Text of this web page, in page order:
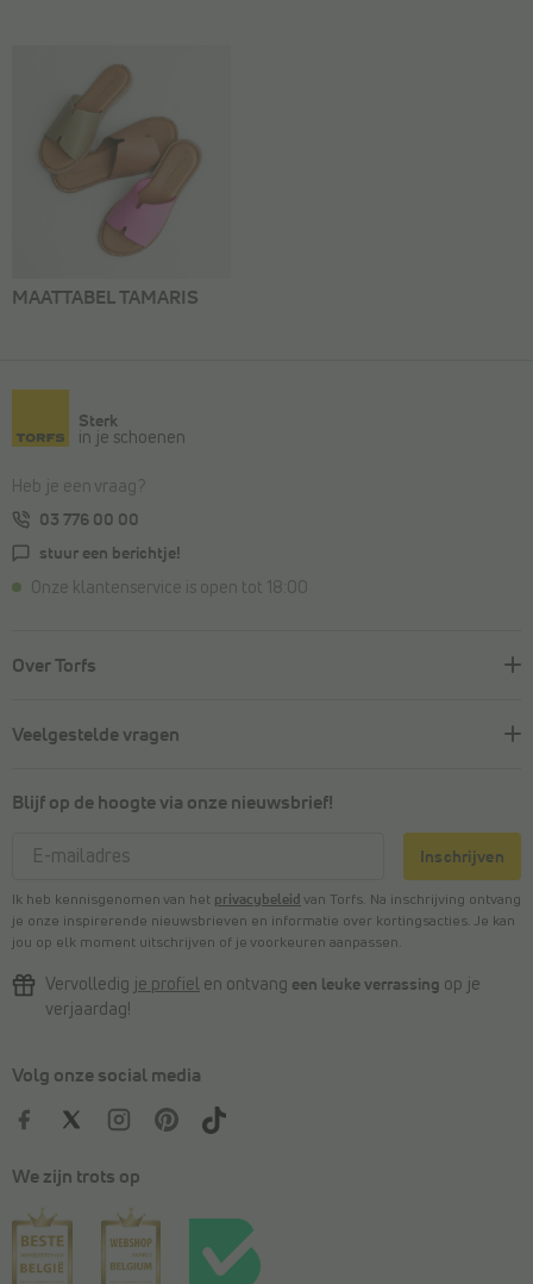
MAATTABEL TAMARIS
Sterk
in je schoenen
Heb je een vraag?
03 776 00 00
stuur een berichtje!
Onze klantenservice is open tot 18:00
Over Torfs
Veelgestelde vragen
Blijf op de hoogte via onze nieuwsbrief!
Inschrijven
Ik heb kennisgenomen van het privacybeleid van Torfs. Na inschrijving ontvang
je onze inspirerende nieuwsbrieven en informatie over kortingsacties. Je kan
jou op elk moment uitschrijven of je voorkeuren aanpassen.
Vervolledig je profiel en ontvang een leuke verrassing op je
verjaardag!
Volg onze social media
We zijn trots op